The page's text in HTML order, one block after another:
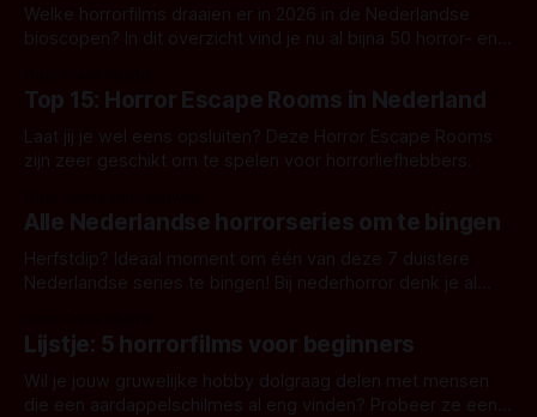
Welke horrorfilms draaien er in 2026 in de Nederlandse
bioscopen? In dit overzicht vind je nu al bijna 50 horror- en
Top 15: Horror Escape Rooms in Nederland
Laat jij je wel eens opsluiten? Deze Horror Escape Rooms
zijn zeer geschikt om te spelen voor horrorliefhebbers.
Alle Nederlandse horrorseries om te bingen
Herfstdip? Ideaal moment om één van deze 7 duistere
Nederlandse series te bingen! Bij nederhorror denk je al
Amsterdamned of The Johnsons. Maar Nederlandse horror
is niet beperkt tot films. Hier een aantal Nederlandse tv-
series uit het duistere of horrorgenre. Als
Lijstje: 5 horrorfilms voor beginners
Wil je jouw gruwelijke hobby dolgraag delen met mensen
die een aardappelschilmes al eng vinden? Probeer ze eens